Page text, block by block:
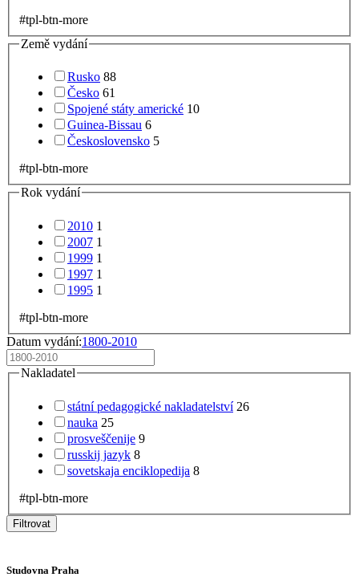
#tpl-btn-more
Země vydání
Rusko 88
Česko 61
Spojené státy americké 10
Guinea-Bissau 6
Československo 5
#tpl-btn-more
Rok vydání
2010 1
2007 1
1999 1
1997 1
1995 1
#tpl-btn-more
Datum vydání:1800-2010
Nakladatel
státní pedagogické nakladatelství 26
nauka 25
prosveščenije 9
russkij jazyk 8
sovetskaja enciklopedija 8
#tpl-btn-more
Filtrovat
Studovna Praha